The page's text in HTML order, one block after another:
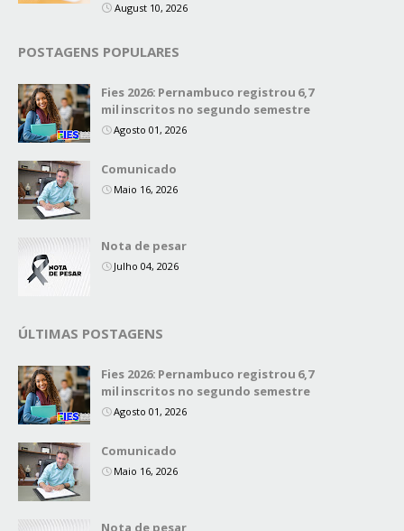
August 10, 2026
POSTAGENS POPULARES
Fies 2026: Pernambuco registrou 6,7
mil inscritos no segundo semestre
Agosto 01, 2026
Comunicado
Maio 16, 2026
Nota de pesar
Julho 04, 2026
ÚLTIMAS POSTAGENS
Fies 2026: Pernambuco registrou 6,7
mil inscritos no segundo semestre
Agosto 01, 2026
Comunicado
Maio 16, 2026
Nota de pesar